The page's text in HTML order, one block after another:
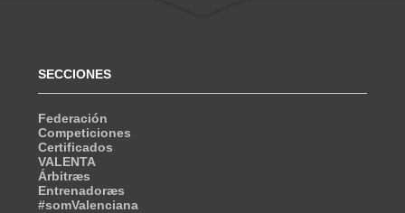
SECCIONES
Federación
Competiciones
Certificados
VALENTA
Árbitræs
Entrenadoræs
#somValenciana